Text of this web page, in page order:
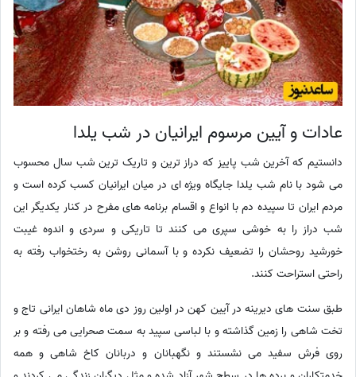
عادات و آیین مرسوم ایرانیان در شب یلدا
دانستیم که آخرین شب پاییز که دراز ترین و تاریک ترین شب سال محسوب
می شود با نام شب یلدا جایگاه ویژه ای در میان ایرانیان کسب کرده است و
مردم ایران تا سپیده دم با انواع و اقسام برنامه های مفرح در کنار یکدیگر این
شب دراز را به خوشی سپری می کنند تا تاریکی و سردی و اندوه غیبت
خورشید روحشان را تضعیف نکرده و با آسمانی روشن به رختخواب رفته به
راحتی استراحت کنند.
طبق سنت های دیرینه در آیین کهن در اولین روز دی ماه شاهان ایرانی تاج و
تخت شاهی را زمین گذاشته و با لباسی سپید به سمت صحرایی می رفته و بر
روی فرش سفید می نشستند و نگهبانان و دربانان کاخ شاهی و همه